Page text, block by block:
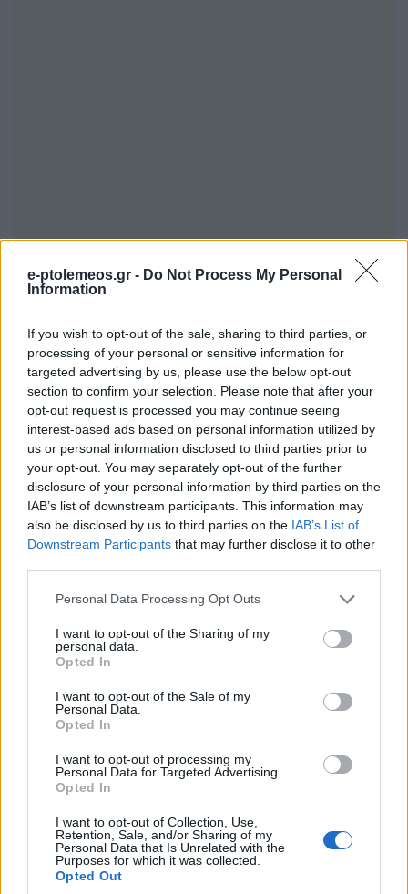
e-ptolemeos.gr - Do Not Process My Personal
Information
If you wish to opt-out of the sale, sharing to third parties, or
processing of your personal or sensitive information for
targeted advertising by us, please use the below opt-out
section to confirm your selection. Please note that after your
opt-out request is processed you may continue seeing
interest-based ads based on personal information utilized by
us or personal information disclosed to third parties prior to
your opt-out. You may separately opt-out of the further
disclosure of your personal information by third parties on the
IAB’s list of downstream participants. This information may
also be disclosed by us to third parties on the IAB’s List of
Downstream Participants that may further disclose it to other
Please note that this website/app uses one or more Google
not limited to your visit or usage behaviour. You may click to
grant or deny consent to Google and its third-party tags to
use your data for below specified purposes in below Google
consent section.
Personal Data Processing Opt Outs
I want to opt-out of the Sharing of my
personal data.
Opted In
I want to opt-out of the Sale of my
Personal Data.
Opted In
I want to opt-out of processing my
Personal Data for Targeted Advertising.
Opted In
I want to opt-out of Collection, Use,
Retention, Sale, and/or Sharing of my
Personal Data that Is Unrelated with the
Purposes for which it was collected.
Opted Out